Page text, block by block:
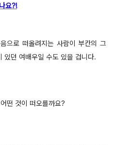
요?!
으로 떠올려지는 사람이 부칸의 그
있던 여배우일 수도 있을 겁니다.
떤 것이 떠오를까요?